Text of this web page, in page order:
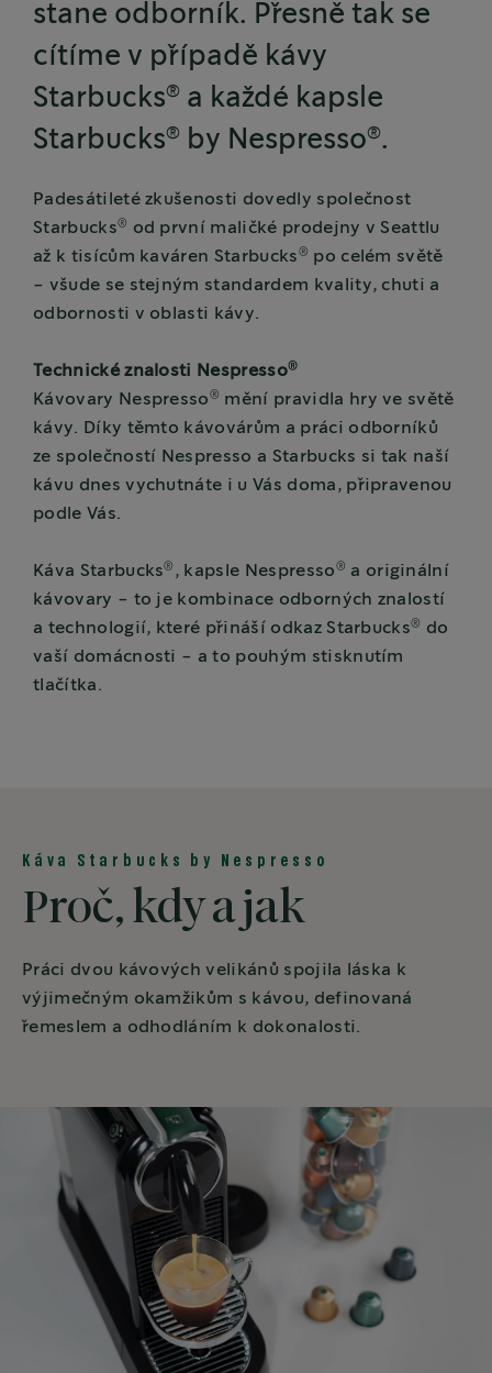
stane odborník. Přesně tak se
cítíme v případě kávy
Starbucks® a každé kapsle
Starbucks® by Nespresso®.
Padesátileté zkušenosti dovedly společnost
Starbucks®
od první maličké prodejny v Seattlu
až k tisícům kaváren Starbucks ® po celém světě
- všude se stejným standardem kvality, chuti a
odbornosti v oblasti kávy.
Technické znalosti Nespresso®
Kávovary Nespresso ® mění pravidla hry ve světě
kávy. Díky těmto kávovárům a práci odborníků
ze společností Nespresso a Starbucks si tak naší
kávu dnes vychutnáte i u Vás doma, připravenou
podle Vás.
Káva Starbucks® , kapsle Nespresso ® a originální
kávovary - to je kombinace odborných znalostí
a technologií, které přináší odkaz Starbucks®
do
vaší domácnosti - a to pouhým stisknutím
tlačítka.
Káva Starbucks by Nespresso
Proč, kdy a jak
Práci dvou kávových velikánů spojila láska k
výjimečným okamžikům s kávou, definovaná
řemeslem a odhodláním k dokonalosti.